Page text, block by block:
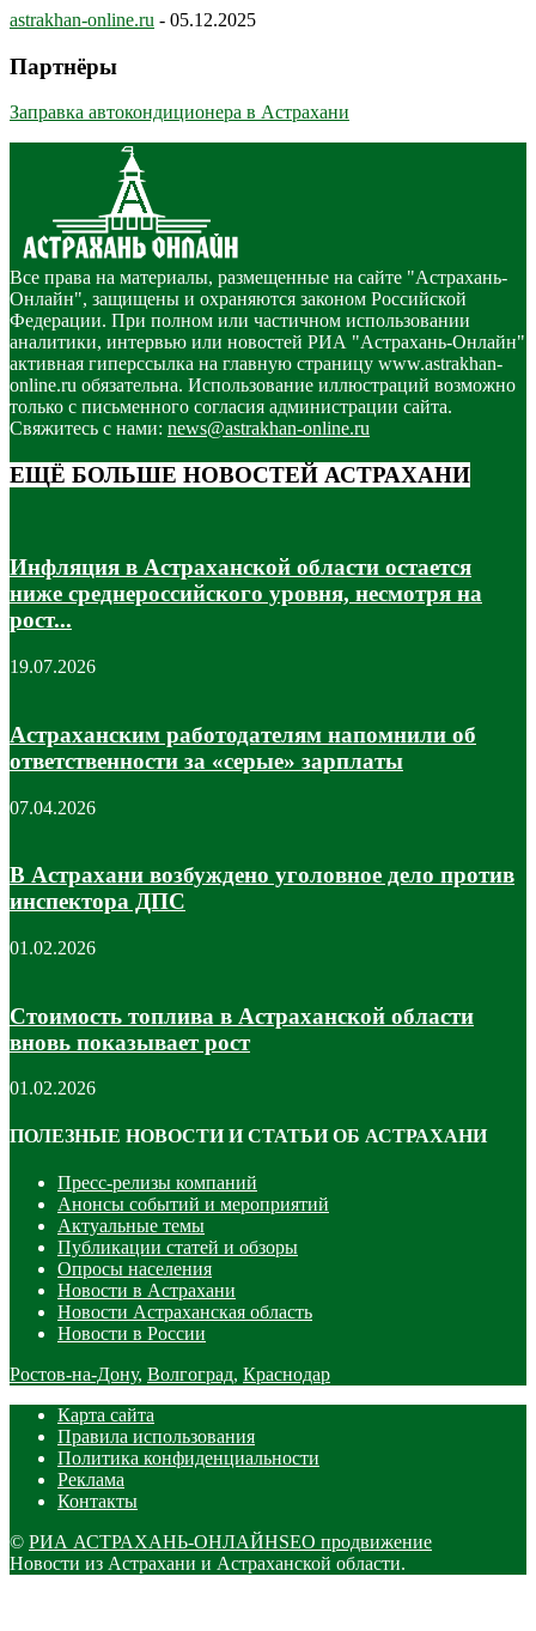
astrakhan-online.ru - 05.12.2025
Партнёры
Заправка автокондиционера в Астрахани
Все права на материалы, размещенные на сайте "Астрахань-
Онлайн", защищены и охраняются законом Российской
Федерации. При полном или частичном использовании
аналитики, интервью или новостей РИА "Астрахань-Онлайн"
активная гиперссылка на главную страницу www.astrakhan-
online.ru обязательна. Использование иллюстраций возможно
только с письменного согласия администрации сайта.
Свяжитесь с нами: news@astrakhan-online.ru
ЕЩЁ БОЛЬШЕ НОВОСТЕЙ АСТРАХАНИ
Инфляция в Астраханской области остается
ниже среднероссийского уровня, несмотря на
рост...
19.07.2026
Астраханским работодателям напомнили об
ответственности за «серые» зарплаты
07.04.2026
В Астрахани возбуждено уголовное дело против
инспектора ДПС
01.02.2026
Стоимость топлива в Астраханской области
вновь показывает рост
01.02.2026
ПОЛЕЗНЫЕ НОВОСТИ И СТАТЬИ ОБ АСТРАХАНИ
Пресс-релизы компаний
Анонсы событий и мероприятий
Актуальные темы
Публикации статей и обзоры
Опросы населения
Новости в Астрахани
Новости Астраханская область
Новости в России
Ростов-на-Дону, Волгоград, Краснодар
Карта сайта
Правила использования
Политика конфиденциальности
Реклама
Контакты
© РИА АСТРАХАНЬ-ОНЛАЙНSEO продвижение
Новости из Астрахани и Астраханской области.